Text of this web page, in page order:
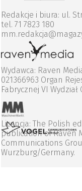
Redakcje i biura: ul.
tel. 71 7823 180
Wydawca: Raven
021366963 Organ
Fabrycznej VI
Licencja: The Polish
publication of Raven
Communications
Wurzburg/Germany.